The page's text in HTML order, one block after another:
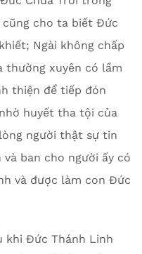
cũng cho ta biết Đức
Ngài không chấp
thường xuyên có lầm
thiện để tiếp đón
huyết tha tội của
người thật sự tin
ban cho người ấy có
và được làm con Đức
khi Đức Thánh Linh